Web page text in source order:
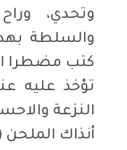
وتحدي،
والسلطة
كتب مضطرا
تؤخذ عليه
النزعة
أنذاك